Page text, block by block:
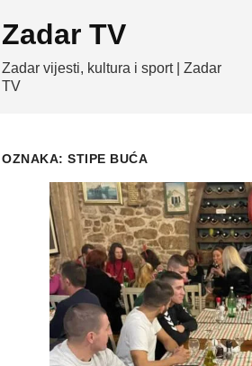
Zadar TV
Zadar vijesti, kultura i sport | Zadar
TV
OZNAKA: STIPE BUĆA